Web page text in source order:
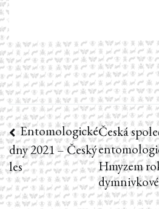
Navigace
pro
příspěvek
Entomologické
dny 2021 – Český
les
Česká
Hmyzem